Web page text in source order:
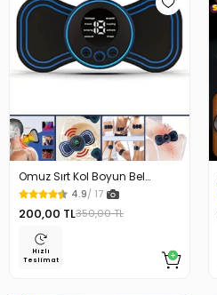
Omuz Sırt Kol Boyun Bel
Kelebek Masaj Aleti
4.9/ 17
200,00 TL350,00 TL
Hızlı
Teslimat